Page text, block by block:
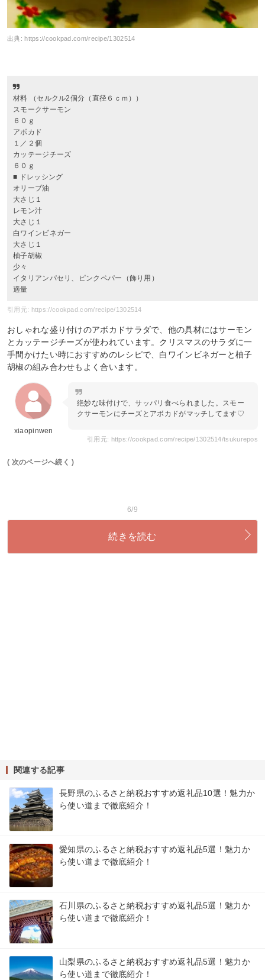
出典:https://cookpad.com/recipe/1302514
材料 （セルクル2個分（直径６ｃｍ））
スモークサーモン
６０ｇ
アボカド
１／２個
カッテージチーズ
６０ｇ
■ ドレッシング
オリーブ油
大さじ１
レモン汁
大さじ１
白ワインビネガー
大さじ１
柚子胡椒
少々
イタリアンパセリ、ピンクペパー（飾り用）
適量
引用元: https://cookpad.com/recipe/1302514
おしゃれな盛り付けのアボカドサラダで、他の具材にはサーモン
とカッテージチーズが使われています。クリスマスのサラダに一
手間かけたい時におすすめのレシピで、白ワインビネガーと柚子
胡椒の組み合わせもよく合います。
xiaopinwen
絶妙な味付けで、サッパリ食べられました。スモー
クサーモンにチーズとアボカドがマッチしてます♡
引用元: https://cookpad.com/recipe/1302514/tsukurepos
( 次のページへ続く )
6/9
続きを読む
関連する記事
長野県のふるさと納税おすすめ返礼品10選！魅力か
ら使い道まで徹底紹介！
愛知県のふるさと納税おすすめ返礼品5選！魅力か
ら使い道まで徹底紹介！
石川県のふるさと納税おすすめ返礼品5選！魅力か
ら使い道まで徹底紹介！
山梨県のふるさと納税おすすめ返礼品5選！魅力か
ら使い道まで徹底紹介！